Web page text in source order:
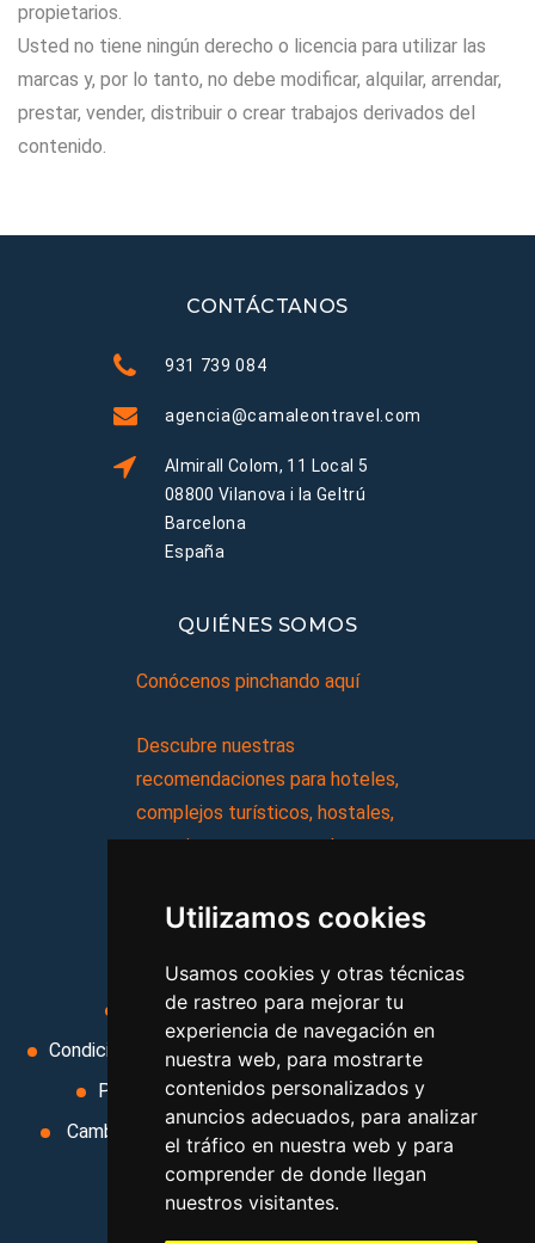
Utilizamos cookies
Usamos cookies y otras técnicas
de rastreo para mejorar tu
experiencia de navegación en
nuestra web, para mostrarte
contenidos personalizados y
anuncios adecuados, para analizar
el tráfico en nuestra web y para
comprender de donde llegan
nuestros visitantes.
propietarios.
Usted no tiene ningún derecho o licencia para utilizar las
marcas y, por lo tanto, no debe modificar, alquilar, arrendar,
prestar, vender, distribuir o crear trabajos derivados del
contenido.
CONTÁCTANOS
931 739 084
agencia@camaleontravel.com
Almirall Colom, 11 Local 5
08800 Vilanova i la Geltrú
Barcelona
España
QUIÉNES SOMOS
Conócenos pinchando aquí
Descubre nuestras
recomendaciones para hoteles,
complejos turísticos, hostales,
vacaciones, paquetes de
Aviso legal
Condiciones de uso
Condiciones Generales
Ley de Viajes Combinados
Política de privacidad
Uso de cookies
Cambiar preferencias de cookies
Area privada
Contacto